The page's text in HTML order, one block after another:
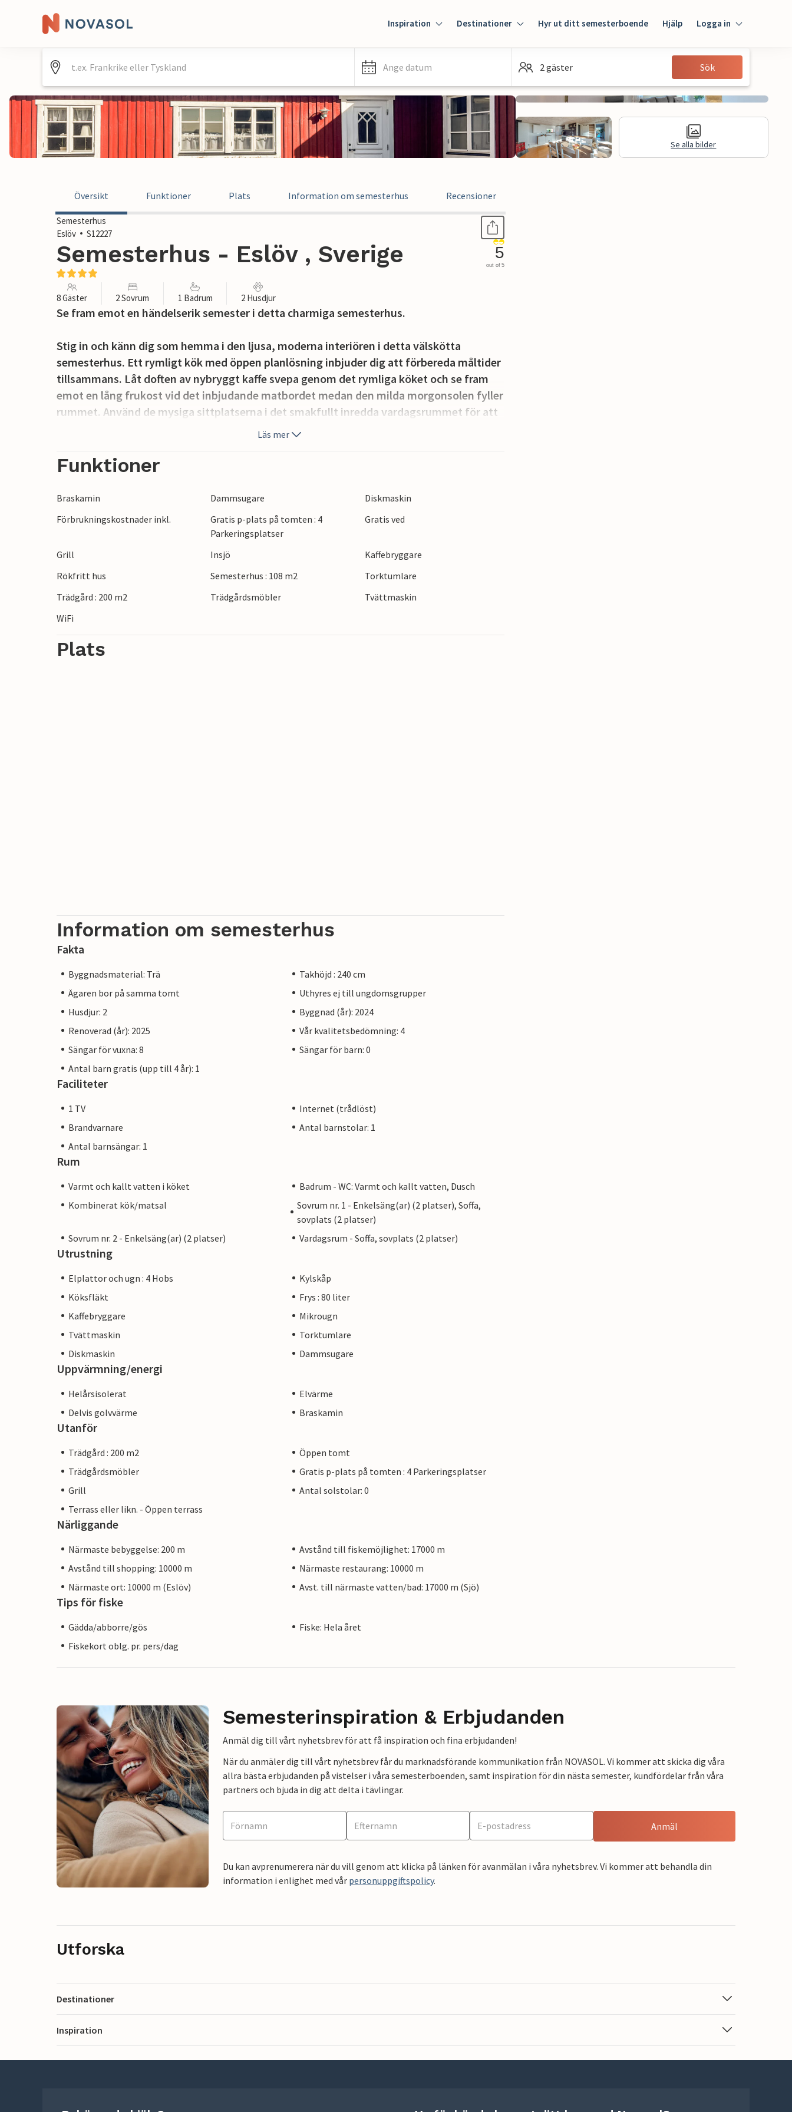
Inspiration Destinationer Hyr ut ditt semesterboende Hjälp Logga in
Gäst
Ange datum 2 gäster Sök
Se alla bilder
Översikt Funktioner Plats Information om semesterhus Recensioner
Semesterhus
Eslöv
S12227
Semesterhus - Eslöv , Sverige 5
out of 5
8 Gäster 2 Sovrum 1 Badrum 2 Husdjur
Se fram emot en händelserik semester i detta charmiga semesterhus.
Stig in och känn dig som hemma i den ljusa, moderna interiören i detta välskötta
semesterhus. Ett rymligt kök med öppen planlösning inbjuder dig att förbereda måltider
tillsammans. Låt doften av nybryggt kaffe svepa genom det rymliga köket och se fram
emot en lång frukost vid det inbjudande matbordet medan den milda morgonsolen fyller
rummet. Använd de mysiga sittplatserna i det smakfullt inredda vardagsrummet för att
organisera harmoniska spelkvällar eller lägg upp fötterna för att läsa en spännande bok.
Solen kommer att locka dig ut på den rymliga träterrassen. Låt dina barn koppla av och
Bosjökloster slott, vandra genom Söderåsens nationalpark och besök älgparken i
Röstånga. Paddla kanot på Rönne Å, utnyttja Ringsjöns vattensportanläggningar eller
spela golf på Bosjökloster Golfklubb.
Läs mer
Funktioner
Braskamin Dammsugare
Diskmaskin
Förbrukningskostnader inkl.
Gratis p-plats på tomten : 4
Parkeringsplatser
Gratis ved
Grill Insjö
Kaffebryggare
Rökfritt hus
Semesterhus : 108 m2
Torktumlare
Trädgård : 200 m2
Trädgårdsmöbler
Tvättmaskin
WiFi
Plats
Information om semesterhus
Fakta
Byggnadsmaterial: Trä
Takhöjd : 240 cm
Ägaren bor på samma tomt
Uthyres ej till ungdomsgrupper
Husdjur: 2
Byggnad (år): 2024
Renoverad (år): 2025
Vår kvalitetsbedömning: 4
Sängar för vuxna: 8
Sängar för barn: 0
Antal barn gratis (upp till 4 år): 1
Faciliteter
1 TV
Internet (trådlöst)
Brandvarnare
Antal barnstolar: 1
Antal barnsängar: 1
Rum
Varmt och kallt vatten i köket
Badrum - WC: Varmt och kallt vatten, Dusch
Kombinerat kök/matsal
Sovrum nr. 1 - Enkelsäng(ar) (2 platser), Soffa,
sovplats (2 platser)
Sovrum nr. 2 - Enkelsäng(ar) (2 platser)
Vardagsrum - Soffa, sovplats (2 platser)
Utrustning
Elplattor och ugn : 4 Hobs
Kylskåp
Köksfläkt
Frys : 80 liter
Kaffebryggare
Mikrougn
Tvättmaskin
Torktumlare
Diskmaskin
Dammsugare
Uppvärmning/energi
Helårsisolerat
Elvärme
Delvis golvvärme
Braskamin
Utanför
Trädgård : 200 m2
Öppen tomt
Trädgårdsmöbler
Gratis p-plats på tomten : 4 Parkeringsplatser
Grill
Antal solstolar: 0
Terrass eller likn. - Öppen terrass
Närliggande
Närmaste bebyggelse: 200 m
Avstånd till fiskemöjlighet: 17000 m
Avstånd till shopping: 10000 m
Närmaste restaurang: 10000 m
Närmaste ort: 10000 m (Eslöv)
Avst. till närmaste vatten/bad: 17000 m (Sjö)
Tips för fiske
Gädda/abborre/gös
Fiske: Hela året
Fiskekort oblg. pr. pers/dag
Semesterinspiration & Erbjudanden
Anmäl dig till vårt nyhetsbrev för att få inspiration och fina erbjudanden!
När du anmäler dig till vårt nyhetsbrev får du marknadsförande kommunikation från NOVASOL. Vi kommer att skicka dig våra
allra bästa erbjudanden på vistelser i våra semesterboenden, samt inspiration för din nästa semester, kundfördelar från våra
partners och bjuda in dig att delta i tävlingar.
Anmäl
Du kan avprenumerera när du vill genom att klicka på länken för avanmälan i våra nyhetsbrev. Vi kommer att behandla din
information i enlighet med vår personuppgiftspolicy.
Utforska
Destinationer
Inspiration